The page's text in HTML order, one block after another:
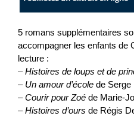
5 romans supplémentaires
accompagner les enfants de
lecture :
–Histoires de loups et de
– Un amour d’école de Serge
–Courir pour Zoé de Marie-
–Histoires d’ours de Régis